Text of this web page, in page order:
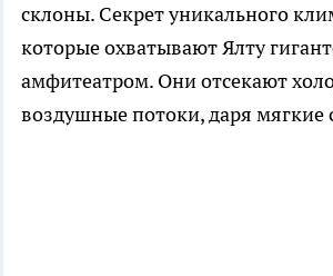
склоны. Секрет уникального
которые охватывают Ялту
амфитеатром. Они отсекают
воздушные потоки, даря мягкие